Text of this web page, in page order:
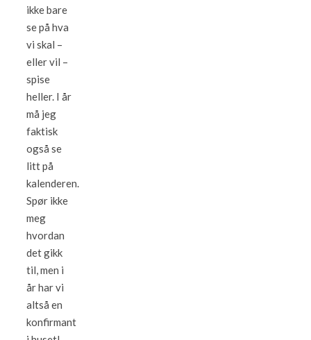
ikke bare
se på hva
vi skal –
eller vil –
spise
heller. I år
må jeg
faktisk
også se
litt på
kalenderen.
Spør ikke
meg
hvordan
det gikk
til, men i
år har vi
altså en
konfirmant